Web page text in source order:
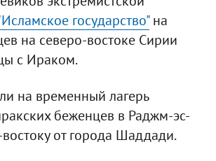
государство"на
на северо-востоке Сирии
с Ираком.
на временный лагерь
беженцев в Раджм-эс-
от города Шаддади.